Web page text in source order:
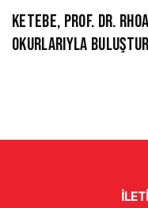
KETEBE, PROF. DR.
OKURLARIYLA